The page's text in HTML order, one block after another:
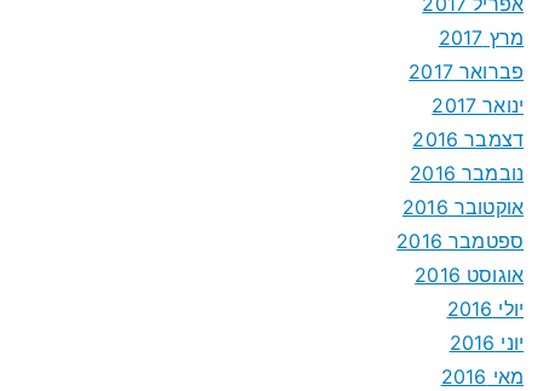
מרץ 2017
פברואר 2017
ינואר 2017
דצמבר 2016
נובמבר 2016
אוקטובר 2016
ספטמבר 2016
אוגוסט 2016
יולי 2016
יוני 2016
מאי 2016